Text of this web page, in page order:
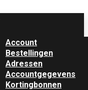
Account
Bestellingen
Adressen
Accountgegevens
Kortingbonnen